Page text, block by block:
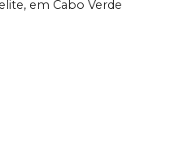
em Cabo Verde